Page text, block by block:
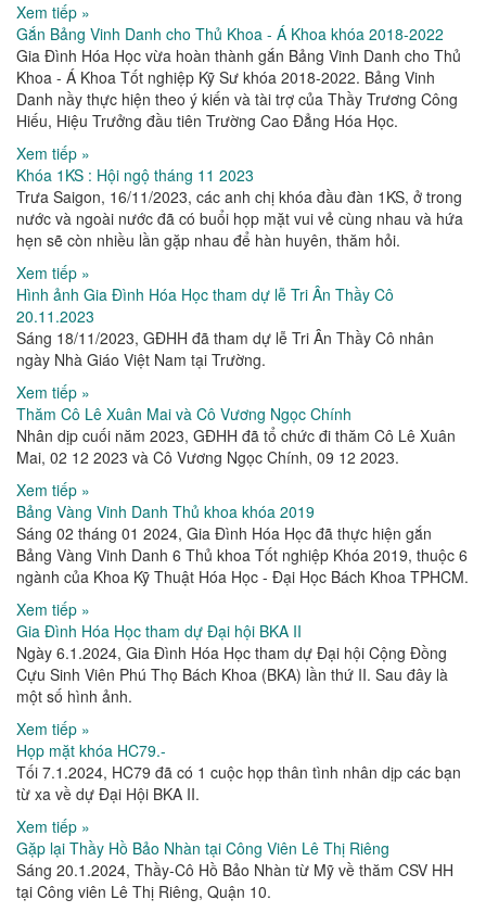
Xem tiếp »
Gắn Bảng Vinh Danh cho Thủ Khoa - Á Khoa khóa 2018-2022
Gia Đình Hóa Học vừa hoàn thành gắn Bảng Vinh Danh cho Thủ
Khoa - Á Khoa Tốt nghiệp Kỹ Sư khóa 2018-2022. Bảng Vinh
Danh nầy thực hiện theo ý kiến và tài trợ của Thầy Trương Công
Hiếu, Hiệu Trưởng đầu tiên Trường Cao Đẳng Hóa Học.
Xem tiếp »
Khóa 1KS : Hội ngộ tháng 11 2023
Trưa Saigon, 16/11/2023, các anh chị khóa đầu đàn 1KS, ở trong
nước và ngoài nước đã có buổi họp mặt vui vẻ cùng nhau và hứa
hẹn sẽ còn nhiều lần gặp nhau để hàn huyên, thăm hỏi.
Xem tiếp »
Hình ảnh Gia Đình Hóa Học tham dự lễ Tri Ân Thầy Cô
20.11.2023
Sáng 18/11/2023, GĐHH đã tham dự lễ Tri Ân Thầy Cô nhân
ngày Nhà Giáo Việt Nam tại Trường.
Xem tiếp »
Thăm Cô Lê Xuân Mai và Cô Vương Ngọc Chính
Nhân dịp cuối năm 2023, GĐHH đã tổ chức đi thăm Cô Lê Xuân
Mai, 02 12 2023 và Cô Vương Ngọc Chính, 09 12 2023.
Xem tiếp »
Bảng Vàng Vinh Danh Thủ khoa khóa 2019
Sáng 02 tháng 01 2024, Gia Đình Hóa Học đã thực hiện gắn
Bảng Vàng Vinh Danh 6 Thủ khoa Tốt nghiệp Khóa 2019, thuộc 6
ngành của Khoa Kỹ Thuật Hóa Học - Đại Học Bách Khoa TPHCM.
Xem tiếp »
Gia Đình Hóa Học tham dự Đại hội BKA II
Ngày 6.1.2024, Gia Đình Hóa Học tham dự Đại hội Cộng Đồng
Cựu Sinh Viên Phú Thọ Bách Khoa (BKA) lần thứ II. Sau đây là
một số hình ảnh.
Xem tiếp »
Họp mặt khóa HC79.-
Tối 7.1.2024, HC79 đã có 1 cuộc họp thân tình nhân dịp các bạn
từ xa về dự Đại Hội BKA II.
Xem tiếp »
Gặp lại Thầy Hồ Bảo Nhàn tại Công Viên Lê Thị Riêng
Sáng 20.1.2024, Thầy-Cô Hồ Bảo Nhàn từ Mỹ về thăm CSV HH
tại Công viên Lê Thị Riêng, Quận 10.